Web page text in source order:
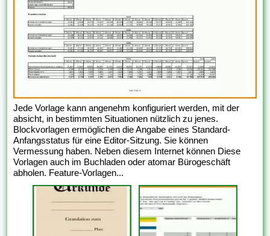
Jede Vorlage kann angenehm konfiguriert werden, mit der
absicht, in bestimmten Situationen nützlich zu jenes.
Blockvorlagen ermöglichen die Angabe eines Standard-
Anfangsstatus für eine Editor-Sitzung. Sie können
Vermessung haben. Neben diesem Internet können Diese
Vorlagen auch im Buchladen oder atomar Bürogeschäft
abholen. Feature-Vorlagen...